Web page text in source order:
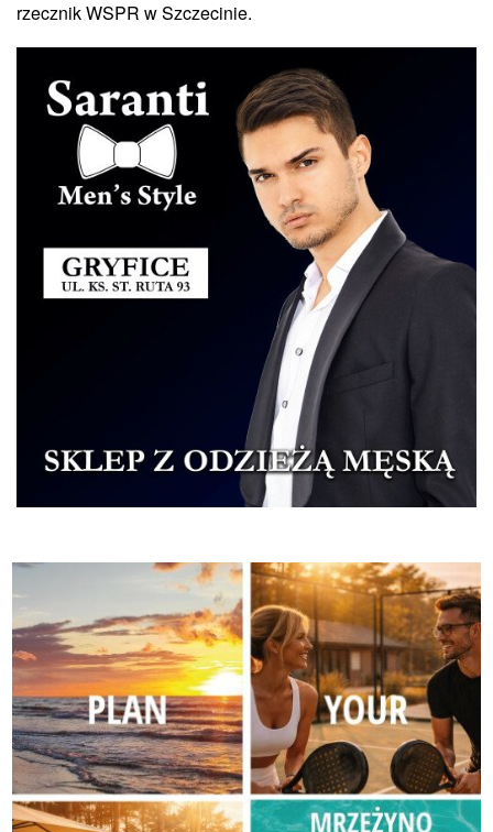
rzecznik WSPR w Szczecinie.